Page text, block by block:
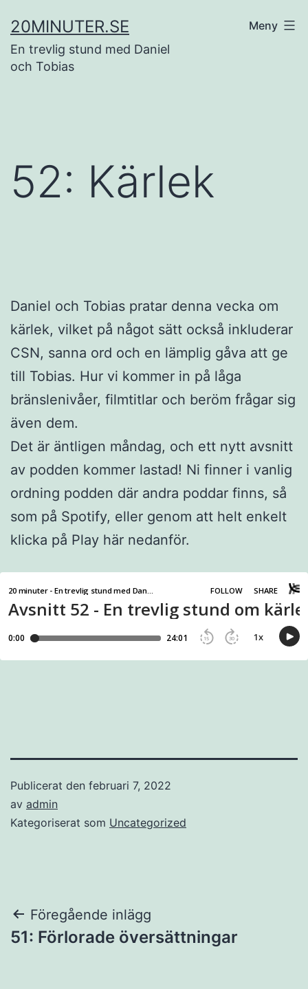
till
innehåll
20MINUTER.SE
En trevlig stund med Daniel
och Tobias
Meny
52: Kärlek
Daniel och Tobias pratar denna vecka om
kärlek, vilket på något sätt också inkluderar
CSN, sanna ord och en lämplig gåva att ge
till Tobias. Hur vi kommer in på låga
bränslenivåer, filmtitlar och beröm frågar sig
även dem.
Det är äntligen måndag, och ett nytt avsnitt
av podden kommer lastad! Ni finner i vanlig
ordning podden där andra poddar finns, så
som på Spotify, eller genom att helt enkelt
klicka på Play här nedanför.
Publicerat den februari 7, 2022
av admin
Kategoriserat som Uncategorized
Inläggsnavigering
Föregående inlägg
51: Förlorade översättningar